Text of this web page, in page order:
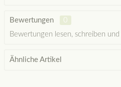
Bewertungen
0
Bewertungen lesen, schreiben
Ähnliche Artikel